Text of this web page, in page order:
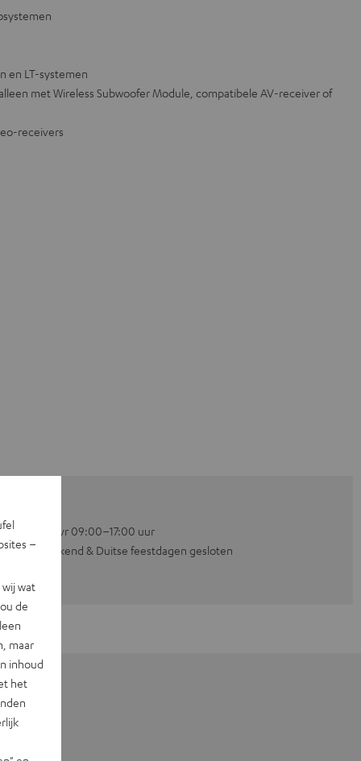
en LT-systemen
met Wireless Subwoofer Module, compatibele AV-receiver of
receivers
Ma–vr 09:00–17:00 uur
Weekend & Duitse feestdagen gesloten
–
wat
de
maar
inhoud
het